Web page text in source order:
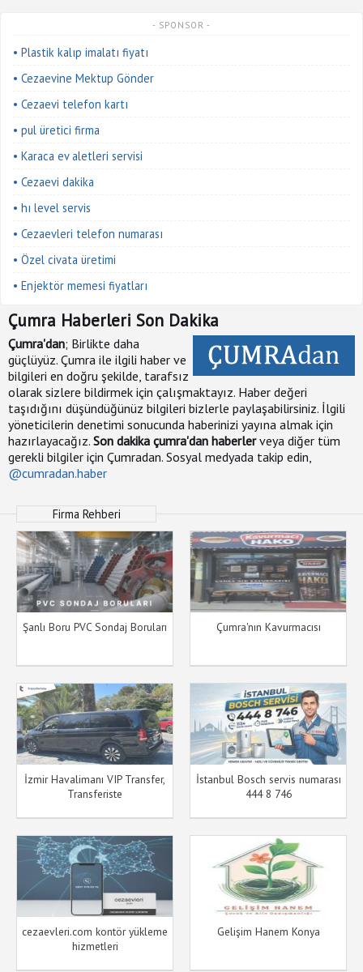
- SPONSOR -
• Plastik kalıp imalatı fiyatı
• Cezaevine Mektup Gönder
• Cezaevi telefon kartı
• pul üretici firma
• Karaca ev aletleri servisi
• Cezaevi dakika
• hı level servis
• Cezaevleri telefon numarası
• Özel civata üretimi
• Enjektör memesi fiyatları
Çumra Haberleri Son Dakika
Çumra'dan; Birlikte daha
güçlüyüz. Çumra ile ilgili haber ve
bilgileri en doğru şekilde, tarafsız
olarak sizlere bildirmek için çalışmaktayız. Haber değeri
taşıdığını düşündüğünüz bilgileri bizlerle paylaşabilirsiniz. İlgili
yöneticilerin denetimi sonucunda haberinizi yayına almak için
hazırlayacağız. Son dakika çumra'dan haberlerveya diğer tüm
gerekli bilgiler için Çumradan. Sosyal medyada takip edin,
@cumradan.haber
Firma Rehberi
Şanlı Boru PVC Sondaj Boruları Çumra'nın Kavurmacısı
İzmir Havalimanı VIP Transfer,
Transferiste
İstanbul Bosch servis numarası
444 8 746
cezaevleri.com kontör yükleme
hizmetleri
Gelişim Hanem Konya